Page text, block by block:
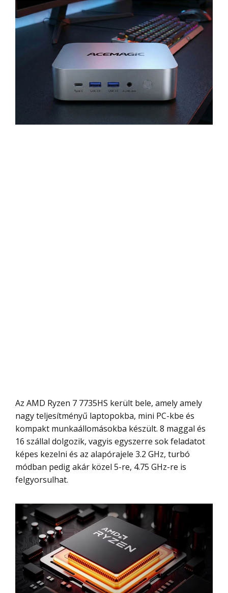
Az AMD Ryzen 7 7735HS került bele, amely amely
nagy teljesítményű laptopokba, mini PC-kbe és
kompakt munkaállomásokba készült. 8 maggal és
16 szállal dolgozik, vagyis egyszerre sok feladatot
képes kezelni és az alapórajele 3.2 GHz, turbó
módban pedig akár közel 5-re, 4.75 GHz-re is
felgyorsulhat.